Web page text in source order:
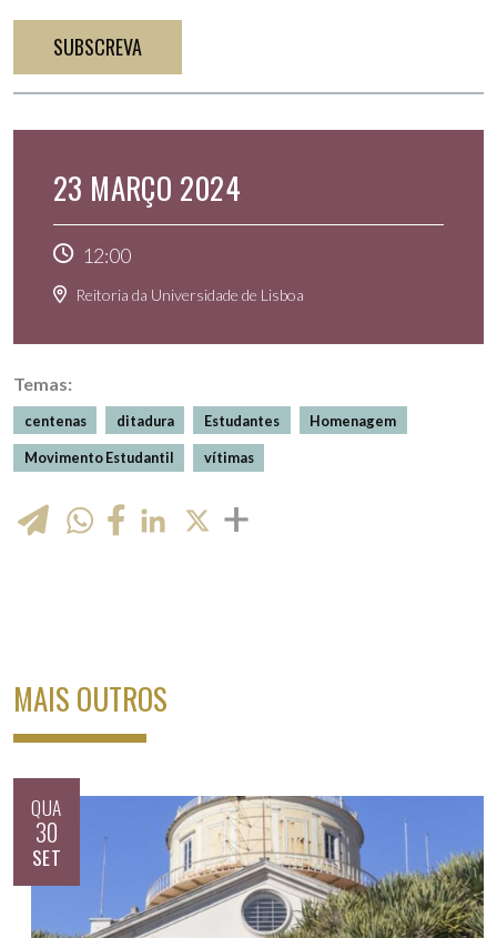
SUBSCREVA
23 MARÇO 2024
12:00
Reitoria da Universidade de Lisboa
Temas:
centenas ditadura Estudantes Homenagem
Movimento Estudantil vítimas
WhatsApp
LinkedIn
X
MAIS OUTROS
QUA
30
SET